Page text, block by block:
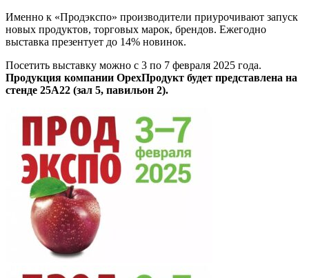
Именно к «Продэкспо» производители приурочивают запуск
новых продуктов, торговых марок, брендов. Ежегодно
выставка презентует до 14% новинок.
Посетить выставку можно с 3 по 7 февраля 2025 года.
Продукция компании ОрехПродукт будет представлена на
стенде 25А22 (зал 5, павильон 2).